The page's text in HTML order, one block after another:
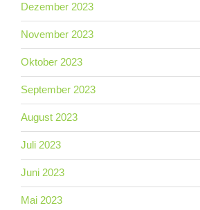
Dezember 2023
November 2023
Oktober 2023
September 2023
August 2023
Juli 2023
Juni 2023
Mai 2023